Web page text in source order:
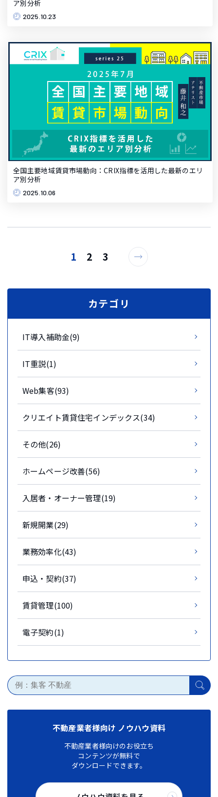
ア別分析
2025.10.23
全国主要地域賃貸市場動向：CRIX指標を活用した最新のエリ
ア別分析
2025.10.06
1 2 3
カテゴリ
IT導入補助金(9)
IT重説(1)
Web集客(93)
クリエイト賃貸住宅インデックス(34)
その他(26)
ホームページ改善(56)
入居者・オーナー管理(19)
新規開業(29)
業務効率化(43)
申込・契約(37)
賃貸管理(100)
電子契約(1)
不動産業者様向け ノウハウ資料
不動産業者様向けのお役立ち
コンテンツが無料で
ダウンロードできます。